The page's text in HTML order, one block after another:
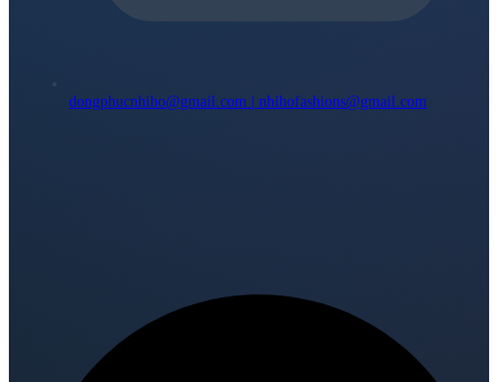
dongphucnhiho@gmail.com | nhihofashions@gmail.com